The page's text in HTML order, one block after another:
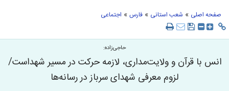
صفحه اصلی » شعب استانی » فارس » اجتماعی
حاجی‌زاده:
انس با قرآن و ولایت‌مداری، لازمه حركت در مسیر شهداست/
لزوم معرفی شهدای سرباز در رسانه‌ها